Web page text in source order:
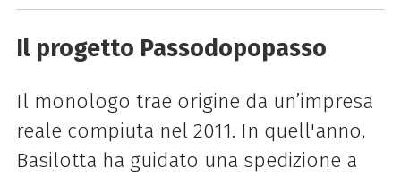
Il progetto Passodopopasso
Il monologo trae origine da un’impresa
reale compiuta nel 2011. In quell'anno,
Basilotta ha guidato una spedizione a